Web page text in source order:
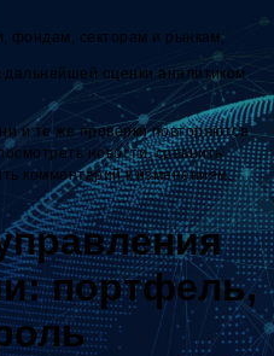
фондам, секторам и рынкам;
дальнейшей оценки аналитиком
и те же проверки повторяются
новости, сравнить
комментарий к изменениям.
портфель,